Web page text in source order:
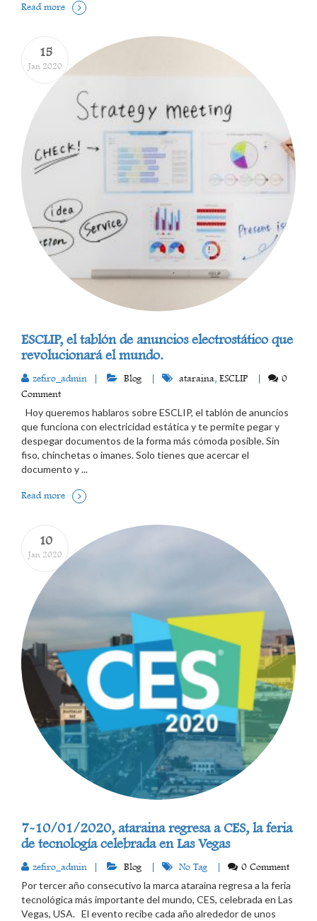
Read more
15
Jan 2020
ESCLIP, el tablón de anuncios electrostático que
revolucionará el mundo.
zefiro_admin Blog ataraina, ESCLIP
0
Comment
Hoy queremos hablaros sobre ESCLIP, el tablón de anuncios
que funciona con electricidad estática y te permite pegar y
despegar documentos de la forma más cómoda posible. Sin
fiso, chinchetas o imanes. Solo tienes que acercar el
documento y ...
Read more
10
Jan 2020
7-10/01/2020, ataraina regresa a CES, la feria
de tecnología celebrada en Las Vegas
zefiro_admin Blog No Tag 0 Comment
Por tercer año consecutivo la marca ataraina regresa a la feria
tecnológica más importante del mundo, CES, celebrada en Las
Vegas, USA. El evento recibe cada año alrededor de unos